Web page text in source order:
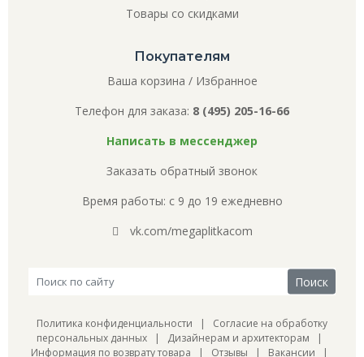
Товары со скидками
Покупателям
Ваша корзина / Избранное
Телефон для заказа: 8 (495) 205-16-66
Написать в мессенджер
Заказать обратный звонок
Время работы: с 9 до 19 ежедневно
vk.com/megaplitkacom
Политика конфиденциальности | Согласие на обработку
персональных данных | Дизайнерам и архитекторам |
Информация по возврату товара | Отзывы | Вакансии |